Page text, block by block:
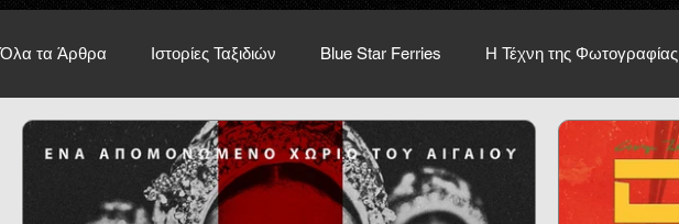
Όλα τα Άρθρα Ιστορίες Ταξιδιών Blue Star Ferries Η Τέχνη της Φωτογραφίας